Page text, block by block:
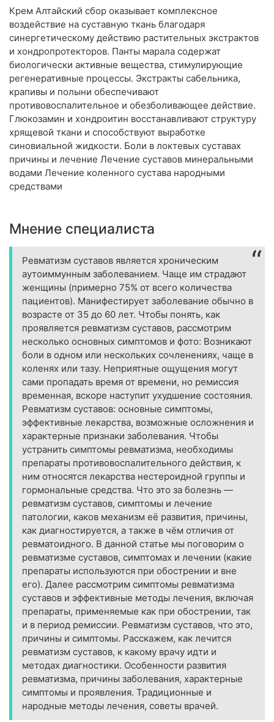
Крем Алтайский сбор оказывает комплексное
воздействие на суставную ткань благодаря
синергетическому действию растительных экстрактов
и хондропротекторов. Панты марала содержат
биологически активные вещества, стимулирующие
регенеративные процессы. Экстракты сабельника,
крапивы и полыни обеспечивают
противовоспалительное и обезболивающее действие.
Глюкозамин и хондроитин восстанавливают структуру
хрящевой ткани и способствуют выработке
синовиальной жидкости. Боли в локтевых суставах
причины и лечение Лечение суставов минеральными
водами Лечение коленного сустава народными
средствами
Мнение специалиста
Ревматизм суставов является хроническим
аутоиммунным заболеванием. Чаще им страдают
женщины (примерно 75% от всего количества
пациентов). Манифестирует заболевание обычно в
возрасте от 35 до 60 лет. Чтобы понять, как
проявляется ревматизм суставов, рассмотрим
несколько основных симптомов и фото: Возникают
боли в одном или нескольких сочленениях, чаще в
коленях или тазу. Неприятные ощущения могут
сами пропадать время от времени, но ремиссия
временная, вскоре наступит ухудшение состояния.
Ревматизм суставов: основные симптомы,
эффективные лекарства, возможные осложнения и
характерные признаки заболевания. Чтобы
устранить симптомы ревматизма, необходимы
препараты противовоспалительного действия, к
ним относятся лекарства нестероидной группы и
гормональные средства. Что это за болезнь —
ревматизм суставов, симптомы и лечение
патологии, каков механизм её развития, причины,
как диагностируется, а также в чём отличия от
ревматоидного. В данной статье мы поговорим о
ревматизме суставов, симптомах и лечении (какие
препараты используются при обострении и вне
его). Далее рассмотрим симптомы ревматизма
суставов и эффективные методы лечения, включая
препараты, применяемые как при обострении, так
и в период ремиссии. Ревматизм суставов, что это,
причины и симптомы. Расскажем, как лечится
ревматизм суставов, к какому врачу идти и
методах диагностики. Особенности развития
ревматизма, причины заболевания, характерные
симптомы и проявления. Традиционные и
народные методы лечения, советы врачей.